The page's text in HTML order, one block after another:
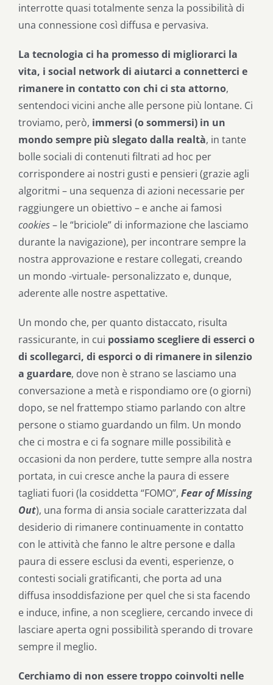
interrotte quasi totalmente senza la possibilità di
una connessione così diffusa e pervasiva.
La tecnologia ci ha promesso di migliorarci la
vita, i social network di aiutarci a connetterci e
rimanere in contatto con chi ci sta attorno,
sentendoci vicini anche alle persone più lontane. Ci
troviamo, però, immersi (o sommersi) in un
mondo sempre più slegato dalla realtà, in tante
bolle sociali di contenuti filtrati ad hoc per
corrispondere ai nostri gusti e pensieri (grazie agli
algoritmi – una sequenza di azioni necessarie per
raggiungere un obiettivo – e anche ai famosi
cookies– le “briciole” di informazione che lasciamo
durante la navigazione), per incontrare sempre la
nostra approvazione e restare collegati, creando
un mondo -virtuale- personalizzato e, dunque,
aderente alle nostre aspettative.
Un mondo che, per quanto distaccato, risulta
rassicurante, in cui possiamo scegliere di esserci o
di scollegarci, di esporci o di rimanere in silenzio
a guardare, dove non è strano se lasciamo una
conversazione a metà e rispondiamo ore (o giorni)
dopo, se nel frattempo stiamo parlando con altre
persone o stiamo guardando un film. Un mondo
che ci mostra e ci fa sognare mille possibilità e
occasioni da non perdere, tutte sempre alla nostra
portata, in cui cresce anche la paura di essere
tagliati fuori (la cosiddetta “FOMO”, Fear of Missing
Out), una forma di ansia sociale caratterizzata dal
desiderio di rimanere continuamente in contatto
con le attività che fanno le altre persone e dalla
paura di essere esclusi da eventi, esperienze, o
contesti sociali gratificanti, che porta ad una
diffusa insoddisfazione per quel che si sta facendo
e induce, infine, a non scegliere, cercando invece di
lasciare aperta ogni possibilità sperando di trovare
sempre il meglio.
Cerchiamo di non essere troppo coinvolti nelle